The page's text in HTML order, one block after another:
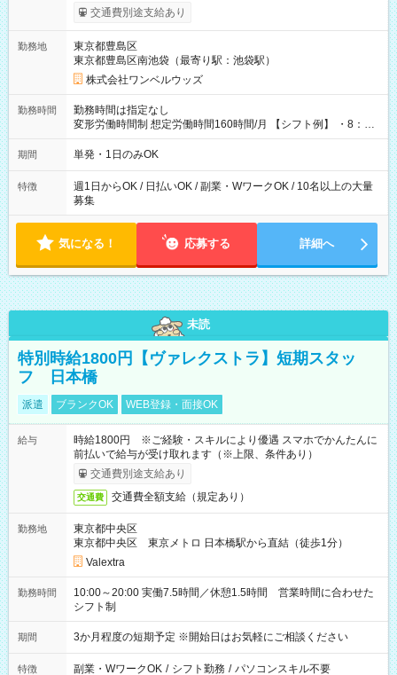
いOK！（規定あり） ┗働いたその日に現金GET♪ お仕事後はコ
ンビニATMから 日払い分を引き落とせます！ 【試用期間】試
交通費別途支給あり
勤務地
東京都豊島区
東京都豊島区南池袋（最寄り駅：池袋駅）
株式会社ワンベルウッズ
勤務時間
勤務時間は指定なし
変形労働時間制 想定労働時間160時間/月 【シフト例】 ・8：00
～21：00
期間 単発・1日のみOK
特徴
週1日からOK / 日払いOK / 副業・WワークOK / 10名以上の大量
募集
気になる！ 応募する 詳細へ
未読
特別時給1800円【ヴァレクストラ】短期スタッ
フ 日本橋
派遣 ブランクOK WEB登録・面接OK
給与
時給1800円 ※ご経験・スキルにより優遇 スマホでかんたんに
前払いで給与が受け取れます（※上限、条件あり）
交通費別途支給あり
交通費 交通費全額支給（規定あり）
勤務地
東京都中央区
東京都中央区 東京メトロ 日本橋駅から直結（徒歩1分）
Valextra
勤務時間
10:00～20:00 実働7.5時間／休憩1.5時間 営業時間に合わせた
シフト制
期間 3か月程度の短期予定 ※開始日はお気軽にご相談ください
特徴 副業・WワークOK / シフト勤務 / パソコンスキル不要